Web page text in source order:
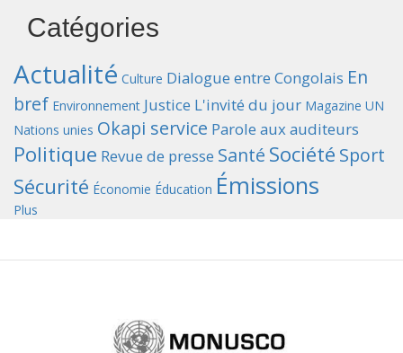
Catégories
Actualité Culture Dialogue entre Congolais En
bref Environnement Justice L'invité du jour Magazine UN
Nations unies Okapi service Parole aux auditeurs
Politique Revue de presse Santé Société Sport
Sécurité Économie Éducation Émissions
Plus